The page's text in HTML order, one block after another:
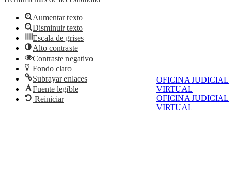
OFICINA JUDICIAL
VIRTUAL
OFICINA JUDICIAL
VIRTUAL
Aumentar texto
Disminuir texto
Escala de grises
Alto contraste
Contraste negativo
Fondo claro
Subrayar enlaces
Fuente legible
Reiniciar